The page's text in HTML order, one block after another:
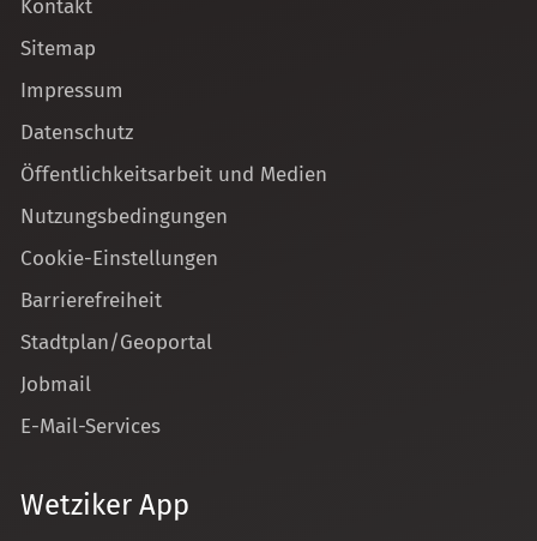
Kontakt
Sitemap
Impressum
Datenschutz
Öffentlichkeitsarbeit und Medien
Nutzungsbedingungen
Cookie-Einstellungen
Barrierefreiheit
Stadtplan/Geoportal
Jobmail
E-Mail-Services
Wetziker App